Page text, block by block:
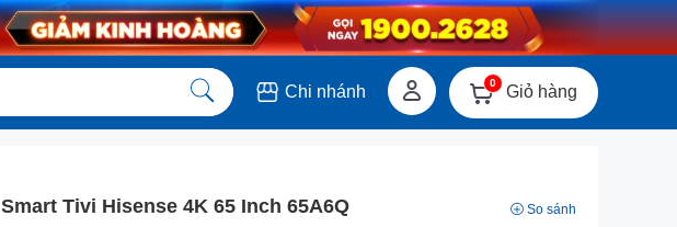
Chi nhánh 0 Giỏ hàng
Smart Tivi Hisense 4K 65 Inch 65A6Q So sánh